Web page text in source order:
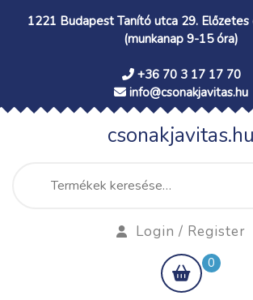
1221 Budapest Tanító utca 29.
(munkanap 9-15 óra)
+36 70 3 17 17 70
info@csonakjavitas.hu
csonakjavitas.hu
Keresés
a
Login / Register
shopping
cart
0